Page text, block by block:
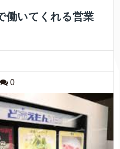
働いてくれる営業
0